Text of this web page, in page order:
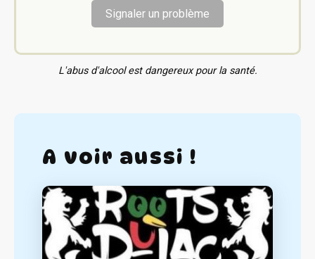
Signaler un problème
L'abus d'alcool est dangereux pour la santé.
A voir aussi !